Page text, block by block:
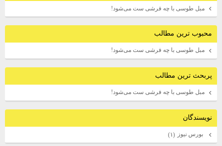
مبل طوسی با چه فرشی ست می‌شود!
محبوب ترين مطالب
مبل طوسی با چه فرشی ست می‌شود!
پربحث ترين مطالب
مبل طوسی با چه فرشی ست می‌شود!
نويسندگان
بورس نيوز